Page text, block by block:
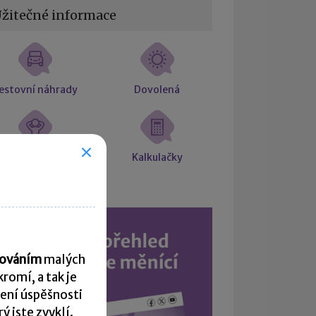
informace
náhrady Dovolená
Kalkulačky
malých
a tak je
úspěšnosti
jste zvyklí.